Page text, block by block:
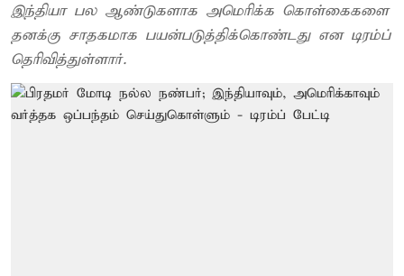
இந்தியா பல ஆண்டுகளாக அமெரிக்க கொள்கைகளை
தனக்கு சாதகமாக பயன்படுத்திக்கொண்டது என டிரம்ப்
தெரிவித்துள்ளார்.